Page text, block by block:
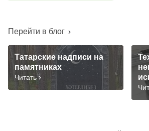
Перейти в блог
Татарские надписи на
памятниках
Читать